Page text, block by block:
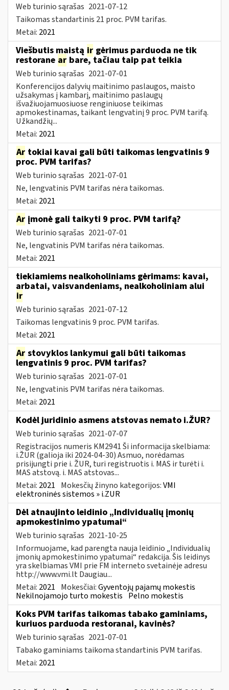
Web turinio sąrašas 2021-07-12
Taikomas standartinis 21 proc. PVM tarifas.
Metai: 2021
Viešbutis maistą ir gėrimus parduoda ne tik
restorane ar bare, tačiau taip pat teikia
Web turinio sąrašas 2021-07-01
Konferencijos dalyvių maitinimo paslaugos, maisto
užsakymas į kambarį, maitinimo paslaugų
išvažiuojamuosiuose renginiuose teikimas
apmokestinamas, taikant lengvatinį 9 proc. PVM tarifą.
Užkandžių...
Metai: 2021
Ar tokiai kavai gali būti taikomas lengvatinis 9
proc. PVM tarifas?
Web turinio sąrašas 2021-07-01
Ne, lengvatinis PVM tarifas nėra taikomas.
Metai: 2021
Ar įmonė gali taikyti 9 proc. PVM tarifą?
Web turinio sąrašas 2021-07-01
Ne, lengvatinis PVM tarifas nėra taikomas.
Metai: 2021
tiekiamiems nealkoholiniams gėrimams: kavai,
arbatai, vaisvandeniams, nealkoholiniam alui
ir
Web turinio sąrašas 2021-07-12
Taikomas lengvatinis 9 proc. PVM tarifas.
Metai: 2021
Ar stovyklos lankymui gali būti taikomas
lengvatinis 9 proc. PVM tarifas?
Web turinio sąrašas 2021-07-01
Ne, lengvatinis PVM tarifas nėra taikomas.
Metai: 2021
Kodėl juridinio asmens atstovas nemato i.ŽUR?
Web turinio sąrašas 2021-07-07
Registracijos numeris KM2941 Ši informacija skelbiama:
i.ŽUR (galioja iki 2024-04-30) Asmuo, norėdamas
prisijungti prie i. ŽUR, turi registruotis i. MAS ir turėti i.
MAS atstovą. i. MAS atstovas...
Metai: 2021 Mokesčių žinyno kategorijos:VMI
elektroninės sistemos » i.ZUR
Dėl atnaujinto leidinio „Individualių įmonių
apmokestinimo ypatumai“
Web turinio sąrašas 2021-10-25
Informuojame, kad parengta nauja leidinio „Individualių
įmonių apmokestinimo ypatumai“ redakcija. Šis leidinys
yra skelbiamas VMI prie FM interneto svetainėje adresu
http://www.vmi.lt Daugiau...
Metai: 2021 Mokesčiai:Gyventojų pajamų mokestis
Nekilnojamojo turto mokestis Pelno mokestis
Koks PVM tarifas taikomas tabako gaminiams,
kuriuos parduoda restoranai, kavinės?
Web turinio sąrašas 2021-07-01
Tabako gaminiams taikoma standartinis PVM tarifas.
Metai: 2021